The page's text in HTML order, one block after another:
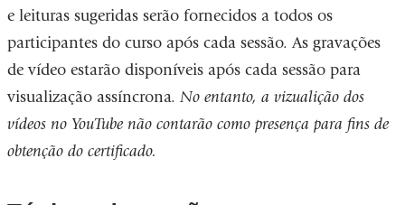
e leituras sugeridas serão fornecidos a todos os
participantes do curso após cada sessão. As gravações
de vídeo estarão disponíveis após cada sessão para
visualização assíncrona. No entanto, a vizualição dos
vídeos no YouTube não contarão como presença para fins de
obtenção do certificado.